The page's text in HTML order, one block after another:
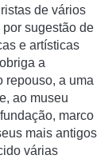
de vários
sugestão de
e artísticas
a
repouso, a uma
ao museu
marco
mais antigos
várias